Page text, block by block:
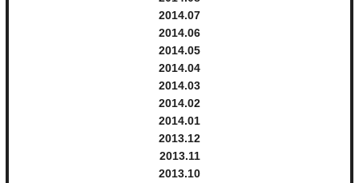
2014. 7
2014. 6
2014. 5
2014. 4
2014. 3
2014. 2
2014.
1
2013.12
2013.11
2013.10